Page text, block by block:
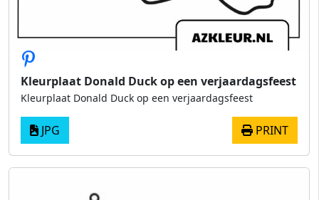
Kleurplaat Donald Duck op een verjaardagsfeest
Kleurplaat Donald Duck op een verjaardagsfeest
JPG PRINT